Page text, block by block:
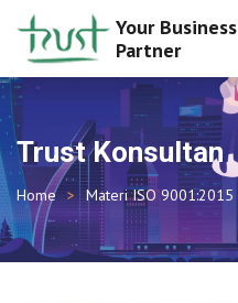
Your Business
Partner
Trust Konsultan
Home Materi ISO 9001:2015